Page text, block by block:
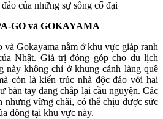
của những sự sống cổ đại
GO và GOKAYAMA
Gokayama nằm ở khu vực giáp ranh
Nhật. Giá trị đóng góp cho du lịch
này không chỉ ở khung cảnh làng quê
còn là kiến trúc nhà độc đáo với hai
bàn tay đang chắp lại cầu nguyện. Các
nhưng vững chãi, có thể chịu được sức
đông tại khu vực này.